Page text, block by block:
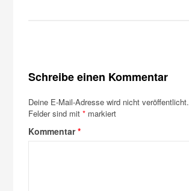
Schreibe einen Kommentar
Deine E-Mail-Adresse wird nicht veröffentlicht.
Felder sind mit* markiert
Kommentar*